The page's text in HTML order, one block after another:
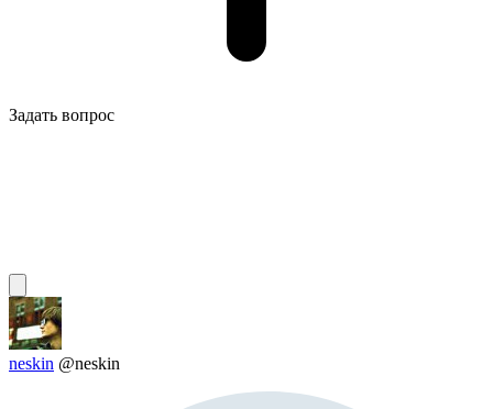
Задать вопрос
neskin @neskin